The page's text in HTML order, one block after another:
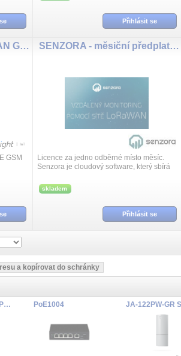
Přihlásit se
UG63-L08-868M LoRaWAN GSM LTE mini brána, PoE, 8-CH
GSM
SENZORA - měsiční předplatné měřícího bodu
Licence za jedno odběrné místo měsíc.
Senzora je cloudový software, který sbírá
bezdrátovou síť LoRa.
skladem
Přihlásit se
MS-CQ5468-FHYPG1 1/2.65" AI NDAA 5MP/30fps 2.7~13.5mm PoE1004